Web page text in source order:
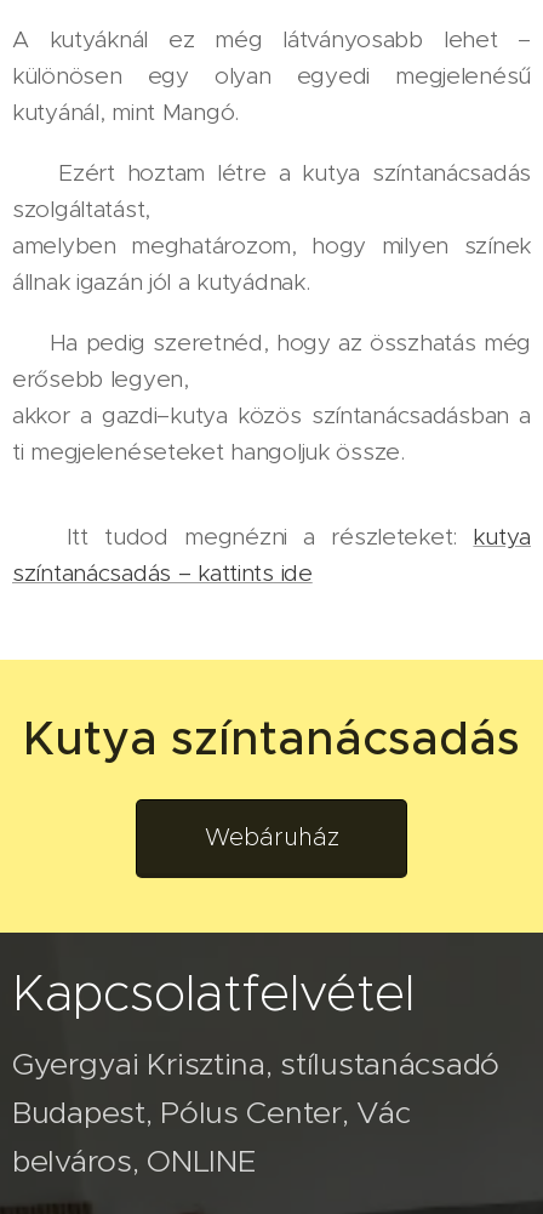
A kutyáknál ez még látványosabb lehet –
különösen egy olyan egyedi megjelenésű
kutyánál, mint Mangó.
👉 Ezért hoztam létre a kutya színtanácsadás
szolgáltatást,
amelyben meghatározom, hogy milyen színek
állnak igazán jól a kutyádnak.
👉 Ha pedig szeretnéd, hogy az összhatás még
erősebb legyen,
akkor a gazdi–kutya közös színtanácsadásban a
ti megjelenéseteket hangoljuk össze.
👉 Itt tudod megnézni a részleteket: kutya
színtanácsadás – kattints ide
Kutya színtanácsadás
Webáruház
Kapcsolatfelvétel
Gyergyai Krisztina, stílustanácsadó
Budapest, Pólus Center, Vác
belváros, ONLINE